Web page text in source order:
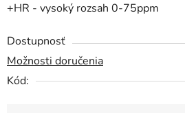
+HR - vysoký rozsah 0-75ppm
Dostupnosť
Možnosti doručenia
Kód: